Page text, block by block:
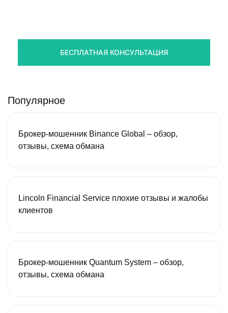
БЕСПЛАТНАЯ КОНСУЛЬТАЦИЯ
Популярное
Брокер-мошенник Binance Global – обзор,
отзывы, схема обмана
Lincoln Financial Service плохие отзывы и жалобы
клиентов
Брокер-мошенник Quantum System – обзор,
отзывы, схема обмана